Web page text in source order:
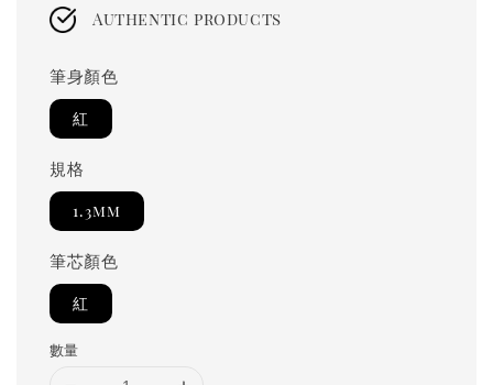
Authentic products
筆身顏色
紅
規格
1.3mm
筆芯顏色
紅
數量